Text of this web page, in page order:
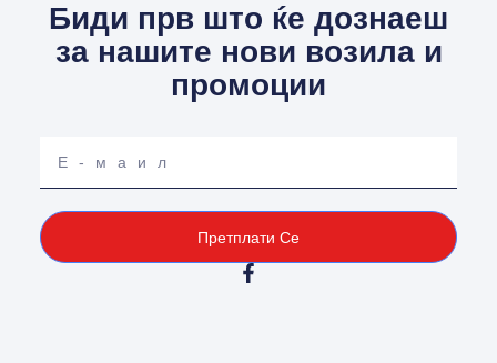
Биди прв што ќе дознаеш
за нашите нови возила и
промоции
Претплати Се
F
a